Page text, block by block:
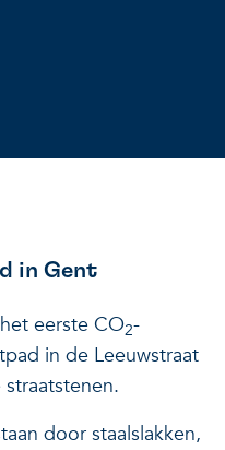
in Gent
eerste CO2-
in de Leeuwstraat
door staalslakken,